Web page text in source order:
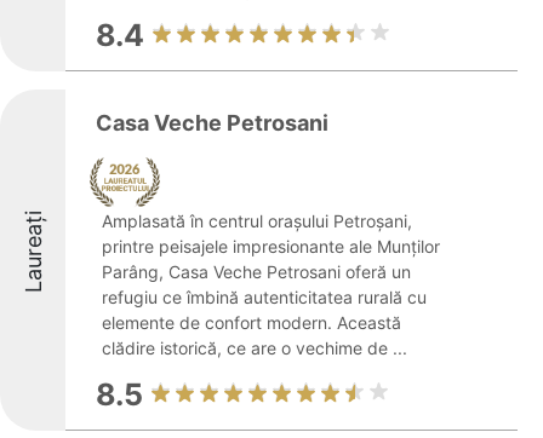
8.4
Laureați
Casa Veche Petrosani
Amplasată în centrul orașului Petroșani,
printre peisajele impresionante ale Munților
Parâng, Casa Veche Petrosani oferă un
refugiu ce îmbină autenticitatea rurală cu
elemente de confort modern. Această
clădire istorică, ce are o vechime de ...
8.5